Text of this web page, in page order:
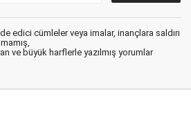
edici cümleler veya imalar, inançlara saldırı
ve büyük harflerle yazılmış yorumlar